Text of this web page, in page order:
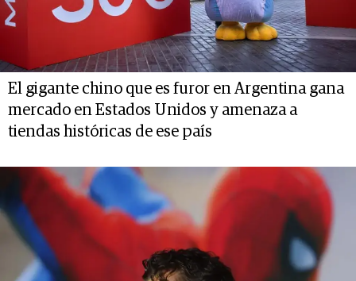
El gigante chino que es furor en Argentina gana
mercado en Estados Unidos y amenaza a
tiendas históricas de ese país